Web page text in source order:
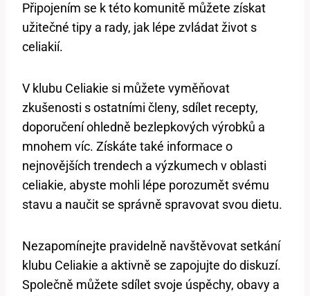
Připojením se k této komunitě můžete získat
užitečné tipy a rady, jak lépe zvládat život s
celiakií.
V klubu Celiakie si můžete vyměňovat
zkušenosti s ostatními členy, sdílet recepty,
doporučení ohledně bezlepkových výrobků a
mnohem víc. Získáte také informace o
nejnovějších trendech a výzkumech v oblasti
celiakie, abyste mohli lépe porozumět svému
stavu a naučit se správně spravovat svou dietu.
Nezapomínejte pravidelně navštěvovat setkání
klubu Celiakie a aktivně se zapojujte do diskuzí.
Společně můžete sdílet svoje úspěchy, obavy a